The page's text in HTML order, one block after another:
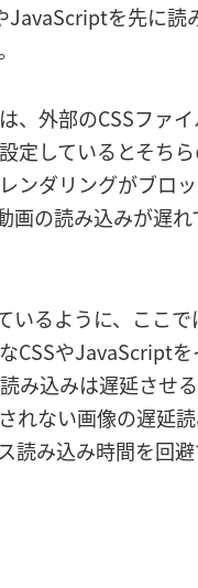
JavaScriptを先に読
、外部のCSSファ
定しているとそち
ンダリングがブロ
画の読み込みが遅れ
いるように、ここで
CSSやJavaScriptを
み込みは遅延させ
れない画像の遅延
読み込み時間を回